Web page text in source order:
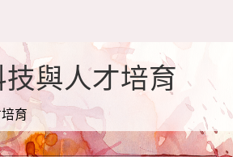
與人才培育
育